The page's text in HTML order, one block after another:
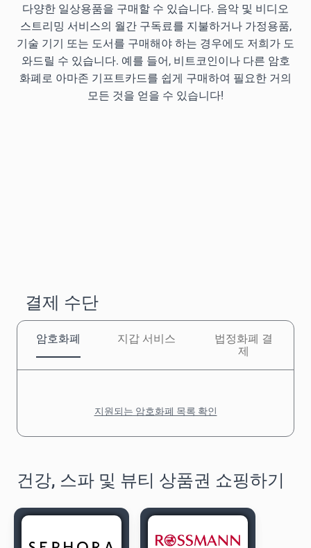
다양한 일상용품을 구매할 수 있습니다. 음악 및 비디오
스트리밍 서비스의 월간 구독료를 지불하거나 가정용품,
기술 기기 또는 도서를 구매해야 하는 경우에도 저희가 도
와드릴 수 있습니다. 예를 들어, 비트코인이나 다른 암호
화폐로 아마존 기프트카드를 쉽게 구매하여 필요한 거의
모든 것을 얻을 수 있습니다!
결제 수단
암호화폐 지갑 서비스
법정화폐 결
제
지원되는 암호화폐 목록 확인
건강, 스파 및 뷰티 상품권 쇼핑하기